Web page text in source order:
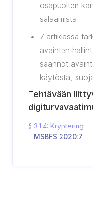
osapuolten
salaamista
7 artiklassa
avainten
säännöt
käytöstä,
Tehtävään
§ 3.1.4: Kryptering
MSBFS 2020:7